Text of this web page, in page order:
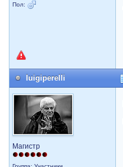
Пол:
luigiperelli
Магистр